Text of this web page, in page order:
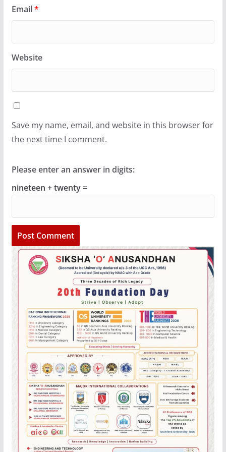
Email*
Website
Save my name, email, and website in this browser for
the next time I comment.
Please enter an answer in digits:
nineteen + twenty =